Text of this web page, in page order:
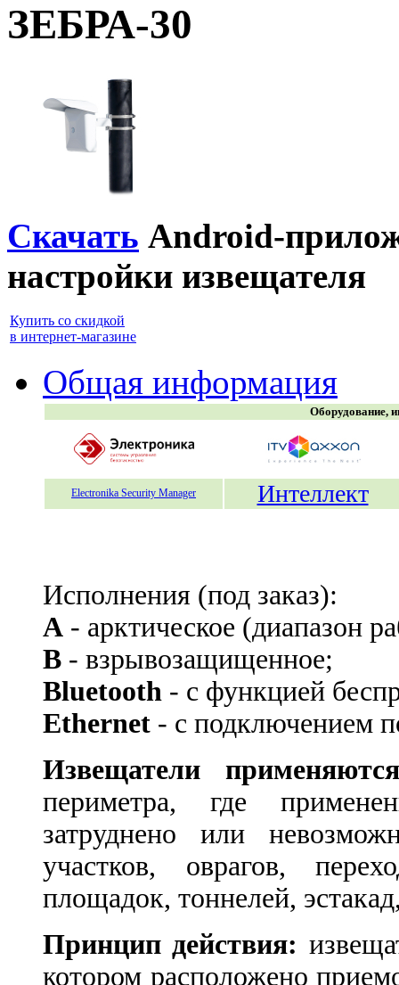
ЗЕБРА-30
Скачать Android-
настройки извещателя
Купить со скидкой
в интернет-магазине
Общая информация
Оборудование,
Electronika Security Manager Интеллект
Исполнения (под заказ):
А - арктическое (диапазон
В - взрывозащищенное;
Bluetooth - с функцией
Ethernet - с подключением
Извещатели применяются
периметра, где
затруднено или
участков, оврагов,
площадок, тоннелей,
Принцип действия:
котором расположено